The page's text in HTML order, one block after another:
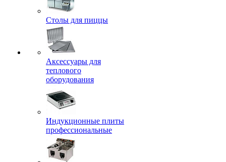
Столы для пиццы
Аксессуары для
теплового
оборудования
Индукционные плиты
профессиональные